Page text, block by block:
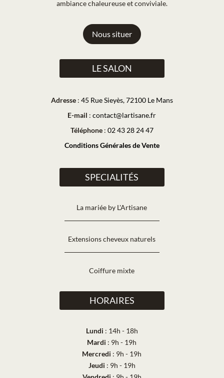
ambiance chaleureuse et conviviale.
Nous situer
LE SALON
Adresse: 45 Rue Sieyès, 72100 Le Mans
E-mail :contact@lartisane.fr
Téléphone: 02 43 28 24 47
Conditions Générales de Vente
SPECIALITÉS
La mariée by L'Artisane
Extensions cheveux naturels
Coiffure mixte
HORAIRES
Lundi : 14h - 18h
Mardi : 9h - 19h
Mercredi : 9h - 19h
Jeudi : 9h - 19h